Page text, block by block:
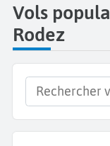
Vols
Rodez